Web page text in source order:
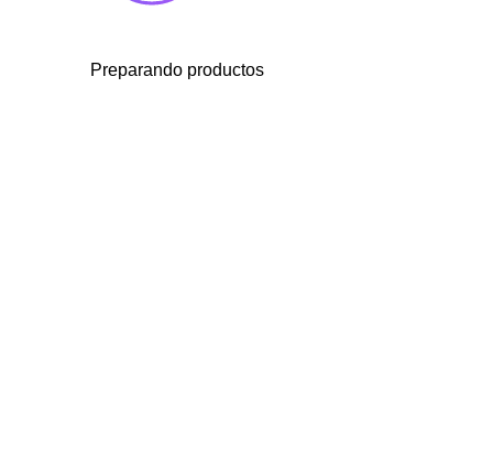
Preparando productos